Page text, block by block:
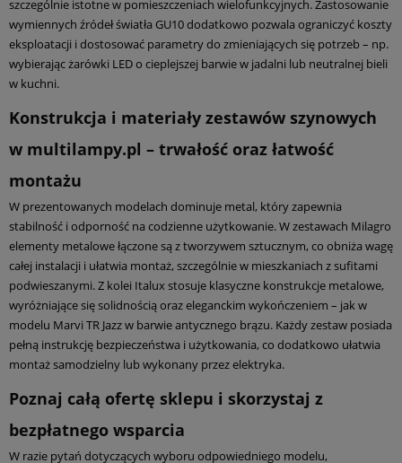
szczególnie istotne w pomieszczeniach wielofunkcyjnych. Zastosowanie
wymiennych źródeł światła GU10 dodatkowo pozwala ograniczyć koszty
eksploatacji i dostosować parametry do zmieniających się potrzeb – np.
wybierając żarówki LED o cieplejszej barwie w jadalni lub neutralnej bieli
w kuchni.
Konstrukcja i materiały zestawów szynowych
w multilampy.pl – trwałość oraz łatwość
montażu
W prezentowanych modelach dominuje metal, który zapewnia
stabilność i odporność na codzienne użytkowanie. W zestawach Milagro
elementy metalowe łączone są z tworzywem sztucznym, co obniża wagę
całej instalacji i ułatwia montaż, szczególnie w mieszkaniach z sufitami
podwieszanymi. Z kolei Italux stosuje klasyczne konstrukcje metalowe,
wyróżniające się solidnością oraz eleganckim wykończeniem – jak w
modelu Marvi TR Jazz w barwie antycznego brązu. Każdy zestaw posiada
pełną instrukcję bezpieczeństwa i użytkowania, co dodatkowo ułatwia
montaż samodzielny lub wykonany przez elektryka.
Poznaj całą ofertę sklepu i skorzystaj z
bezpłatnego wsparcia
W razie pytań dotyczących wyboru odpowiedniego modelu,